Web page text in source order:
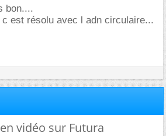
bon....
est résolu avec l adn circulaire...
vidéo sur Futura